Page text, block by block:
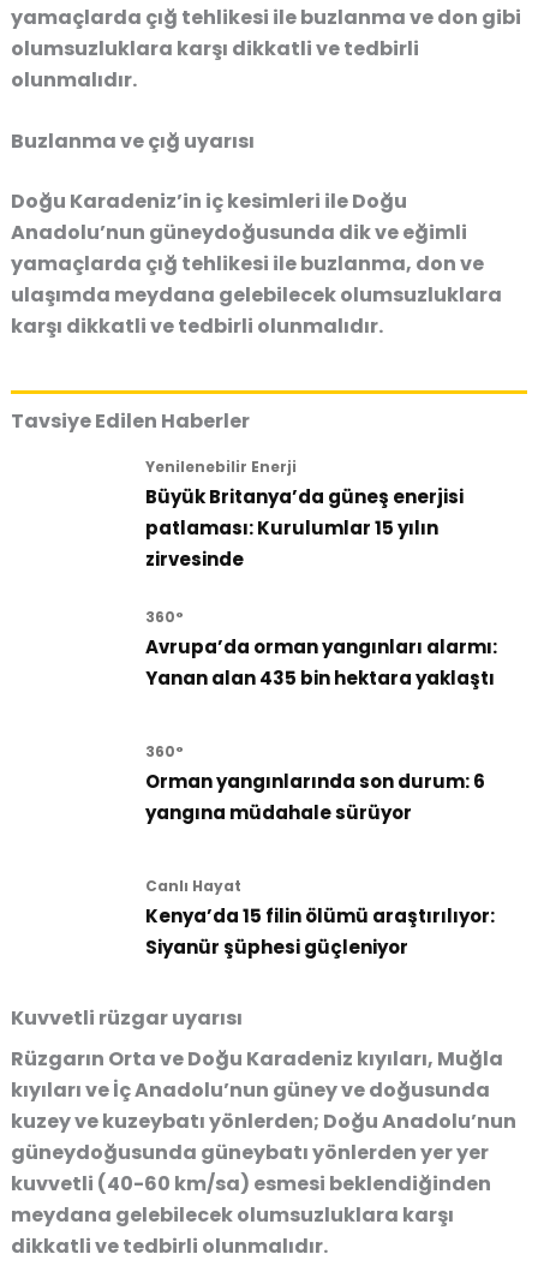
yamaçlarda çığ tehlikesi ile buzlanma ve don gibi
olumsuzluklara karşı dikkatli ve tedbirli
olunmalıdır.
Buzlanma ve çığ uyarısı
Doğu Karadeniz’in iç kesimleri ile Doğu
Anadolu’nun güneydoğusunda dik ve eğimli
yamaçlarda çığ tehlikesi ile buzlanma, don ve
ulaşımda meydana gelebilecek olumsuzluklara
karşı dikkatli ve tedbirli olunmalıdır.
Tavsiye Edilen Haberler
Yenilenebilir Enerji
Büyük Britanya’da güneş enerjisi
patlaması: Kurulumlar 15 yılın
zirvesinde
360°
Avrupa’da orman yangınları alarmı:
Yanan alan 435 bin hektara yaklaştı
360°
Orman yangınlarında son durum: 6
yangına müdahale sürüyor
Canlı Hayat
Kenya’da 15 filin ölümü araştırılıyor:
Siyanür şüphesi güçleniyor
Kuvvetli rüzgar uyarısı
Rüzgarın Orta ve Doğu Karadeniz kıyıları, Muğla
kıyıları ve İç Anadolu’nun güney ve doğusunda
kuzey ve kuzeybatı yönlerden; Doğu Anadolu’nun
güneydoğusunda güneybatı yönlerden yer yer
kuvvetli (40-60 km/sa) esmesi beklendiğinden
meydana gelebilecek olumsuzluklara karşı
dikkatli ve tedbirli olunmalıdır.